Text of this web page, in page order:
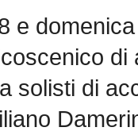
e
di
solisti di